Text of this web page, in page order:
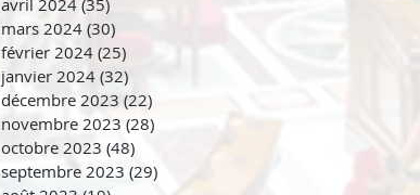
mars 2024 (30)
février 2024 (25) 25 posts
janvier 2024 (32)
décembre 2023 (22)
novembre 2023 (28)
octobre 2023 (48)
septembre 2023 (29)